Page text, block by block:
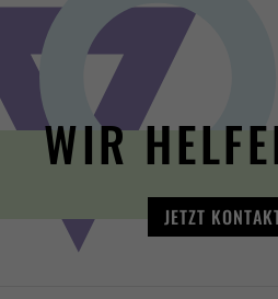
WIR
JETZT